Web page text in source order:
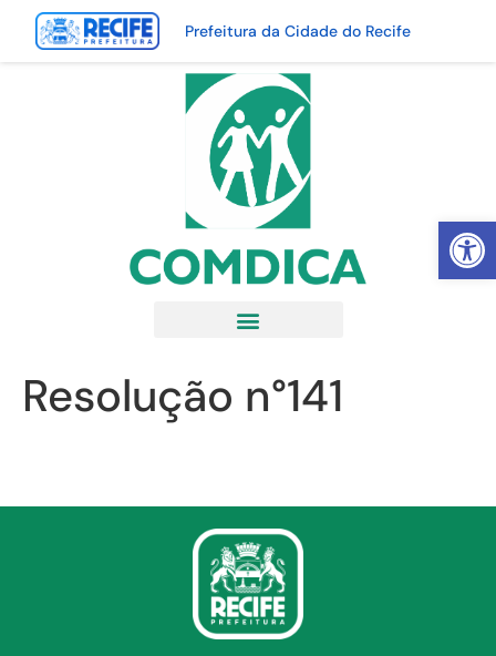
Abrir
Prefeitura da Cidade do Recife
Resolução n°141